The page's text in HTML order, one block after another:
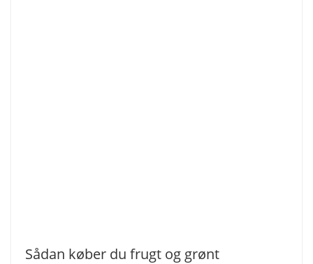
Sådan køber du frugt og grønt